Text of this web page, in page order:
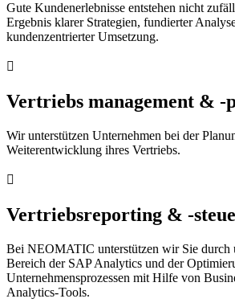
Gute Kundenerlebnisse entstehen nicht
Ergebnis klarer Strategien, fundierter
kundenzentrierter Umsetzung.

Vertriebs management & -
Wir unterstützen Unternehmen bei der
Weiterentwicklung ihres Vertriebs.

Vertriebsreporting & -
Bei NEOMATIC unterstützen wir Sie durch
Bereich der SAP Analytics und der
Unternehmensprozessen mit Hilfe von
Analytics-Tools.